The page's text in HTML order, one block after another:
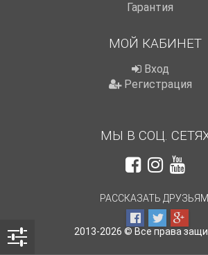
Гарантия
МОЙ КАБИНЕТ
Вход
Регистрация
МЫ В СОЦ.
РАССКАЗАТЬ
2013-2026 © Все права